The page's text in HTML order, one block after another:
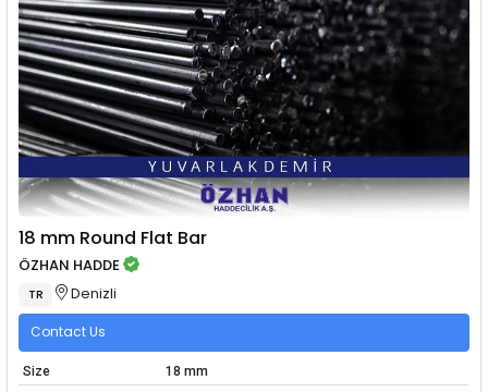
18 mm Round Flat Bar
ÖZHAN HADDE
TR Denizli
Contact Us
Size
18 mm